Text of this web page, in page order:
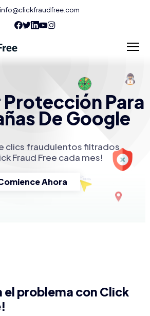
info@clickfraudfree.com
Protección Para
De Google
clics fraudulentos filtrados
Fraud Free cada mes!
Ahora
el problema con Click